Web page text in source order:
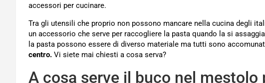
accessori per cucinare.
Tra gli utensili che proprio non possono mancare nella cucina degli
un accessorio che serve per raccogliere la pasta quando la si
la pasta possono essere di diverso materiale ma tutti sono
centro. Vi siete mai chiesti a cosa serva?
A cosa serve il buco nel mestolo